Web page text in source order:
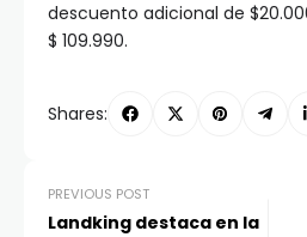
descuento adicional de
$ 109.990.
Shares:
PREVIOUS POST
Landking destaca en la